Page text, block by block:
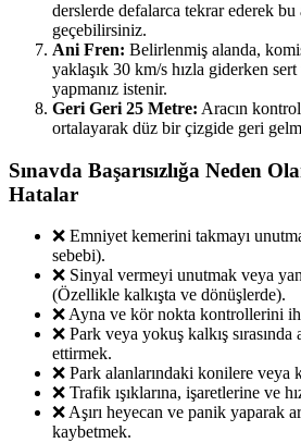
derslerde defalarca tekrar ederek bu
geçebilirsiniz.
Ani Fren: Belirlenmiş alanda,
yaklaşık 30 km/s hızla giderken
yapmanız istenir.
Geri Geri 25 Metre: Aracın
ortalayarak düz bir çizgide geri
Sınavda Başarısızlığa Neden
Hatalar
❌ Emniyet kemerini takmayı
sebebi).
❌ Sinyal vermeyi unutmak veya
(Özellikle kalkışta ve dönüşlerde).
❌ Ayna ve kör nokta kontrollerini
❌ Park veya yokuş kalkış sırasında
ettirmek.
❌ Park alanlarındaki konilere veya
❌ Trafik ışıklarına, işaretlerine ve
❌ Aşırı heyecan ve panik yaparak
kaybetmek.